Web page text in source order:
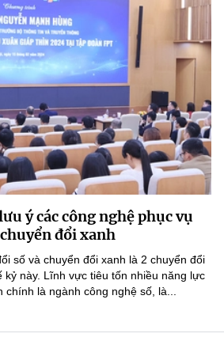
HỌC VÀ CÔNG NGHỆ
AND TECHNOLOGY
dõi MST: Góp ý
Nguyễn Thị Hải Hằng
thông Khoa học và Công nghệ.
TTĐT - 18 Nguyễn Du, TP. Hà Nội
Bộ Khoa Học và Công Nghệ
khi phát hành lại thông tin từ
ý các công nghệ phục vụ
đổi xanh
số và chuyển đổi xanh là 2 chuyển đổi
kỷ này. Lĩnh vực tiêu tốn nhiều năng lực
là ngành công nghệ số, là...